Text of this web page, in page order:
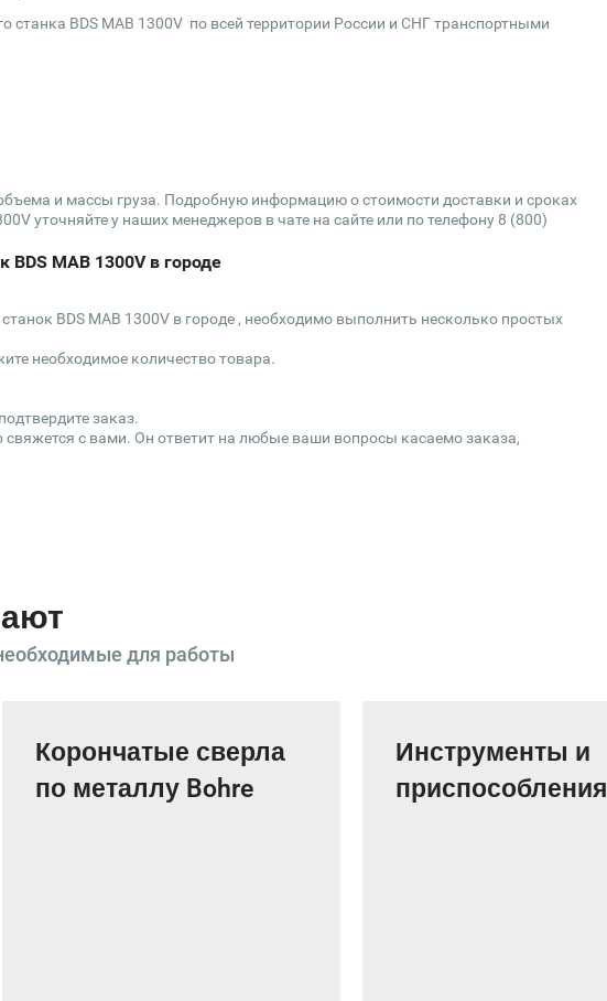
станка BDS MAB 1300V по всей территории России и СНГ транспортными
и массы груза. Подробную информацию о стоимости доставки и сроках
уточняйте у наших менеджеров в чате на сайте или по телефону 8 (800)
BDS MAB 1300V в городе
BDS MAB 1300V в городе , необходимо выполнить несколько простых
необходимое количество товара.
заказ.
с вами. Он ответит на любые ваши вопросы касаемо заказа,
для работы
Корончатые сверла
по металлу Bohre
Инструменты и
приспособления